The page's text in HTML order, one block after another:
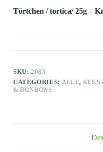
Törtchen / tortica/ 25g –
SKU: 2083
CATEGORIES: ALLE, KEKS
& BONBONS